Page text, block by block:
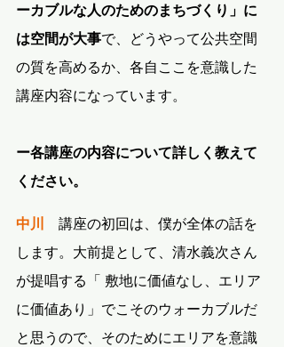
ーカブルな人のためのまちづくり」に
は空間が大事で、どうやって公共空間
の質を高めるか、各自ここを意識した
講座内容になっています。
ー各講座の内容について詳しく教えて
ください。
中川
講座の初回は、僕が全体の話を
します。大前提として、清水義次さん
が提唱する「 敷地に価値なし、エリア
に価値あり」でこそのウォーカブルだ
と思うので、そのためにエリアを意識